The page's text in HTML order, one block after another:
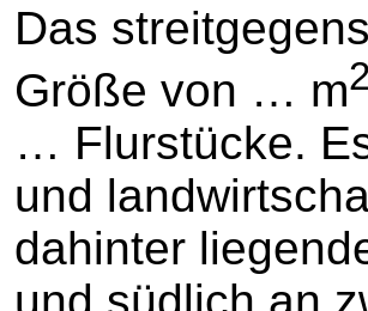
Das
Größe von … m2
… Flurstücke.
und
dahinter